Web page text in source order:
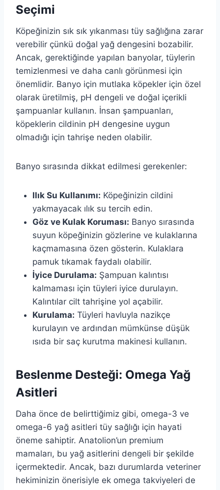
Seçimi
Köpeğinizin sık sık yıkanması tüy sağlığına zarar
verebilir çünkü doğal yağ dengesini bozabilir.
Ancak, gerektiğinde yapılan banyolar, tüylerin
temizlenmesi ve daha canlı görünmesi için
önemlidir. Banyo için mutlaka köpekler için özel
olarak üretilmiş, pH dengeli ve doğal içerikli
şampuanlar kullanın. İnsan şampuanları,
köpeklerin cildinin pH dengesine uygun
olmadığı için tahrişe neden olabilir.
Banyo sırasında dikkat edilmesi gerekenler:
Ilık Su Kullanımı: Köpeğinizin cildini
yakmayacak ılık su tercih edin.
Göz ve Kulak Koruması: Banyo sırasında
suyun köpeğinizin gözlerine ve kulaklarına
kaçmamasına özen gösterin. Kulaklara
pamuk tıkamak faydalı olabilir.
İyice Durulama: Şampuan kalıntısı
kalmaması için tüyleri iyice durulayın.
Kalıntılar cilt tahrişine yol açabilir.
Kurulama: Tüyleri havluyla nazikçe
kurulayın ve ardından mümkünse düşük
ısıda bir saç kurutma makinesi kullanın.
Beslenme Desteği: Omega Yağ
Asitleri
Daha önce de belirttiğimiz gibi, omega-3 ve
omega-6 yağ asitleri tüy sağlığı için hayati
öneme sahiptir. Anatolion’un premium
mamaları, bu yağ asitlerini dengeli bir şekilde
içermektedir. Ancak, bazı durumlarda veteriner
hekiminizin önerisiyle ek omega takviyeleri de